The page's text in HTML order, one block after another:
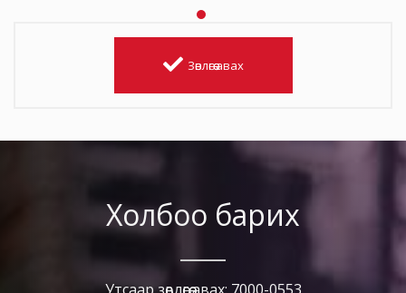
Зөвлөгөө авах
Холбоо барих